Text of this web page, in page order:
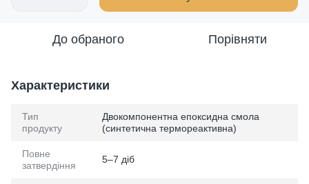
До обраного Порівняти
Характеристики
Тип
продукту
Двокомпонентна епоксидна смола
(синтетична термореактивна)
Повне
затвердіння
5–7 діб